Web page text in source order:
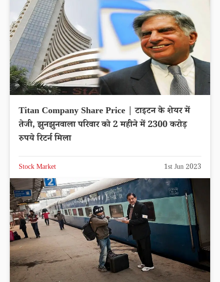
Titan Company Share Price | टाइटन के शेयर में
तेजी, झुनझुनवाला परिवार को 2 महीने में 2300 करोड़
रुपये रिटर्न मिला
Stock Market 1st Jun 2023